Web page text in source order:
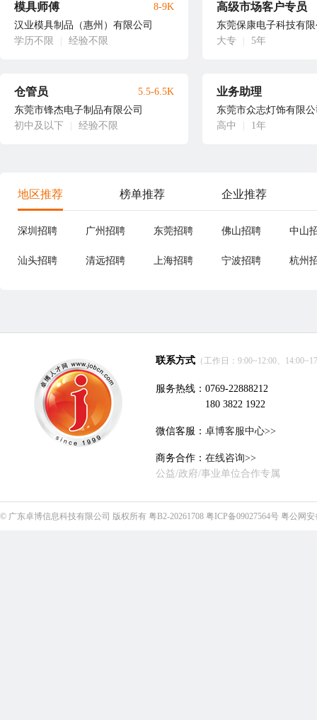
模具师傅
汉业模具制品（惠州）有限公司
学历不限
经验不限
8-9K 高级市场客户专员
东莞保康电子科技有
大专
5年
仓管员
东莞市锋杰电子制品有限公司
初中及以下
经验不限
5.5-6.5K 业务助理
东莞市众志灯饰有限
高中
1年
地区推荐 榜单推荐 企业推荐
深圳招聘 广州招聘 东莞招聘 佛山招聘 中山
汕头招聘 清远招聘 上海招聘 宁波招聘 杭州
联系方式 （工作日：9:00~12:00、
服务热线：0769-22888212
180 3822 1922
微信客服： 卓博客服中心>>
商务合作： 在线咨询>>
公益/政府/事业单位合作专属
© 广东卓博信息科技有限公司 版权所有 粤B2-20261708 粤ICP备09027564号 粤公网安